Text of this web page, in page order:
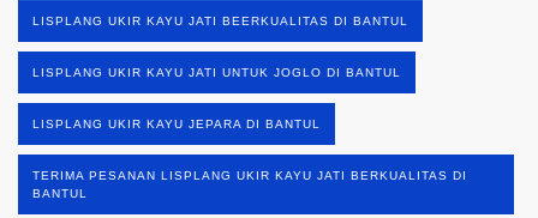
LISPLANG UKIR KAYU JATI BEERKUALITAS DI BANTUL
LISPLANG UKIR KAYU JATI UNTUK JOGLO DI BANTUL
LISPLANG UKIR KAYU JEPARA DI BANTUL
TERIMA PESANAN LISPLANG UKIR KAYU JATI BERKUALITAS DI
BANTUL